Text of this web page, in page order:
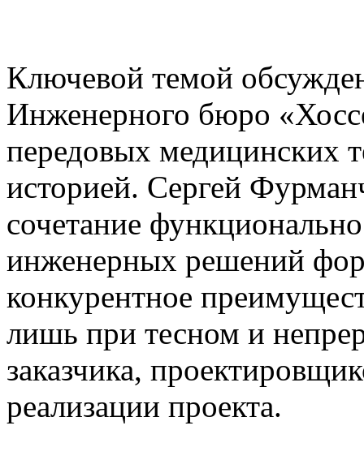
Ключевой темой
Инженерного бюро
передовых медицинских
историей. Сергей
сочетание
инженерных решений
конкурентное
лишь при тесном и
заказчика,
реализации проекта.